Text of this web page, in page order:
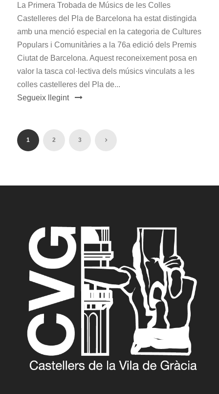
La Primera Trobada de Músics de les Colles
Castelleres del Pla de Barcelona ha estat distingida
amb una menció especial en la categoria de Cultures
Populars i Comunitàries a la 76a edició dels Premis
Ciutat de Barcelona. Aquest reconeixement posa en
valor la tasca col·lectiva dels músics vinculats a les
colles castelleres del Pla de...
Segueix llegint
1 2 3